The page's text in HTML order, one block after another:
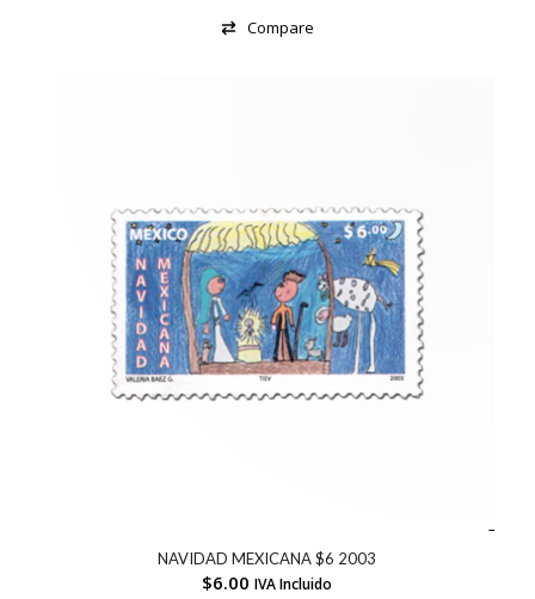
Compare
NAVIDAD MEXICANA $6 2003
$6.00 IVA Incluido